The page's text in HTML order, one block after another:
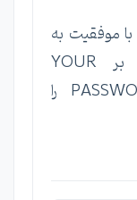
موفقیت به
انجام برسد شما پیامی مبنی بر YOUR
PASSWORD HAS BEEN CHANGED را